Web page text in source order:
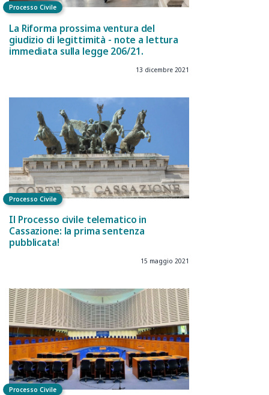
Processo Civile
La Riforma prossima ventura del
giudizio di legittimità - note a lettura
immediata sulla legge 206/21.
13 dicembre 2021
Processo Civile
Il Processo civile telematico in
Cassazione: la prima sentenza
pubblicata!
15 maggio 2021
Processo Civile